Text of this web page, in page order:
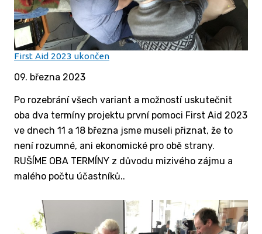
First Aid 2023 ukončen
09. března 2023
Po rozebrání všech variant a možností uskutečnit
oba dva termíny projektu první pomoci First Aid 2023
ve dnech 11 a 18 března jsme museli přiznat, že to
není rozumné, ani ekonomické pro obě strany.
RUŠÍME OBA TERMÍNY z důvodu mizivého zájmu a
malého počtu účastníků..